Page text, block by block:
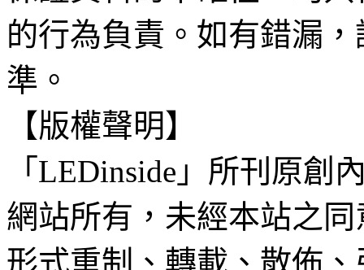
的行為負責。如有錯漏
準。
【版權聲明】
「LEDinside」所刊原創
網站所有，未經本站之
形式重制、轉載、散佈